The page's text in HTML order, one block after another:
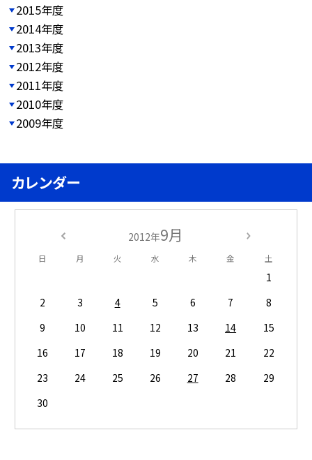
2015年度
2014年度
2013年度
2012年度
2011年度
2010年度
2009年度
カレンダー
2012年9月
日 月 火 水 木 金 土
1
2
3 4 5 6 7
8
9
10 11 12 13 14
15
16
17 18 19 20 21
22
23
24 25 26 27 28
29
30